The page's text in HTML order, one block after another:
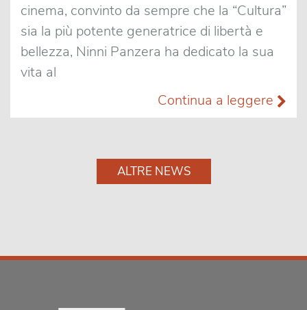
cinema, convinto da sempre che la “Cultura”
sia la più potente generatrice di libertà e
bellezza, Ninni Panzera ha dedicato la sua
vita al
Continua a leggere
ALTRE NEWS